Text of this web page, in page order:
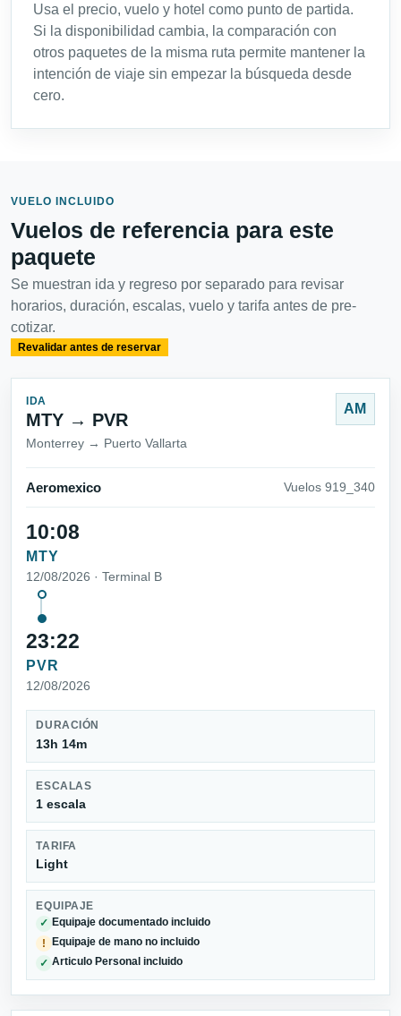
Usa el precio, vuelo y hotel como punto de partida.
Si la disponibilidad cambia, la comparación con
otros paquetes de la misma ruta permite mantener la
intención de viaje sin empezar la búsqueda desde
cero.
VUELO INCLUIDO
Vuelos de referencia para este
paquete
Se muestran ida y regreso por separado para revisar
horarios, duración, escalas, vuelo y tarifa antes de pre-
cotizar.
Revalidar antes de reservar
IDA
MTY → PVR
Monterrey → Puerto Vallarta
AM
Aeromexico Vuelos 919_340
10:08
MTY
12/08/2026 · Terminal B
23:22
PVR
12/08/2026
DURACIÓN
13h 14m
ESCALAS
1 escala
TARIFA
Light
EQUIPAJE
✓ Equipaje documentado incluido
! Equipaje de mano no incluido
✓ Articulo Personal incluido